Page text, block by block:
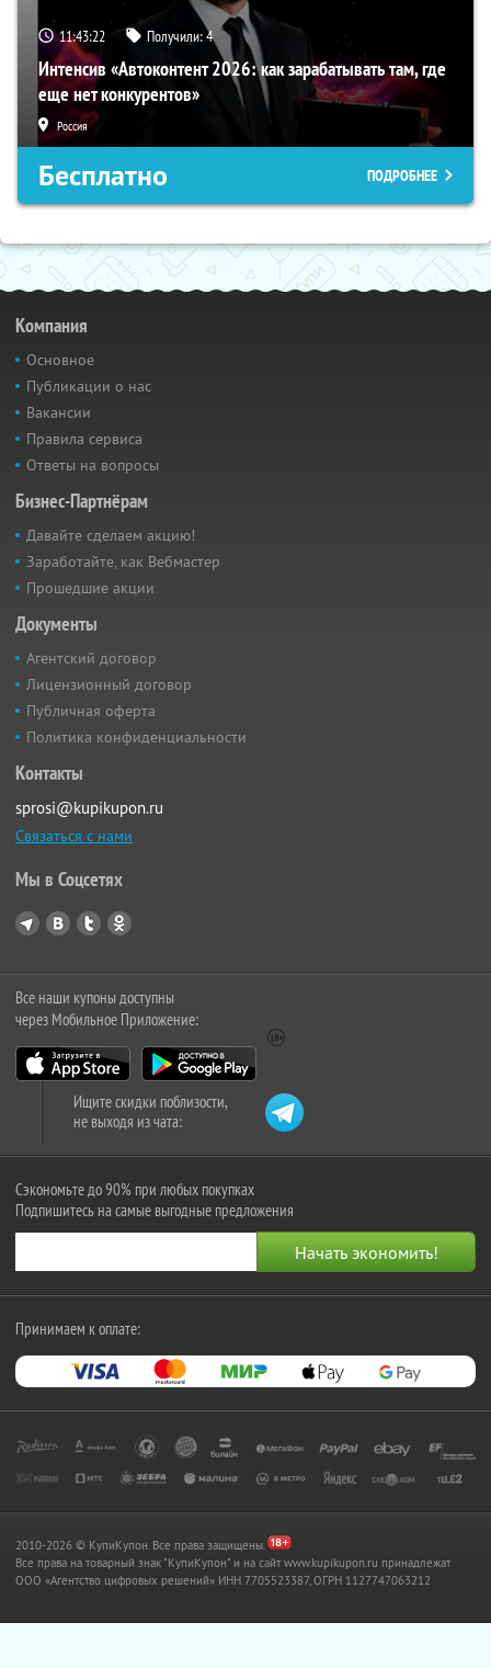
11:43:21 Получили:4
Интенсив «Автоконтент 2026: как зарабатывать там, где
еще нет конкурентов»
Россия
Бесплатно ПОДРОБНЕЕ
Компания
Основное
Публикации о нас
Вакансии
Правила сервиса
Ответы на вопросы
Бизнес-Партнёрам
Давайте сделаем акцию!
Заработайте, как Вебмастер
Прошедшие акции
Документы
Агентский договор
Лицензионный договор
Публичная оферта
Политика конфиденциальности
Контакты
sprosi@kupikupon.ru
Связаться с нами
Мы в Соцсетях
Все наши купоны доступны
через Мобильное Приложение:
Ищите скидки поблизости,
не выходя из чата:
Сэкономьте до 90% при любых покупках
Подпишитесь на самые выгодные предложения
Принимаем к оплате:
2010-2026 © КупиКупон. Все права защищены.
Все права на товарный знак "КупиКупон" и на сайт www.kupikupon.ru принадлежат
OOO «Агентство цифровых решений» ИНН 7705523387, ОГРН 1127747063212